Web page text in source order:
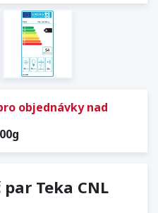
objednávky nad
Teka CNL